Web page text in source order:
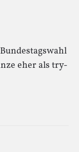
eher als try-